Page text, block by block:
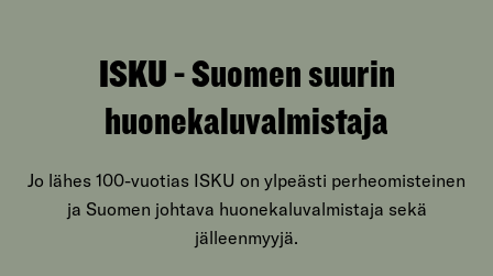
ISKU - Suomen suurin
huonekaluvalmistaja
Jo lähes 100-vuotias ISKU on ylpeästi perheomisteinen
ja Suomen johtava huonekaluvalmistaja sekä
jälleenmyyjä.